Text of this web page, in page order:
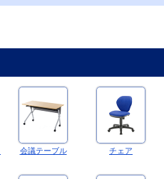
会議テーブル チェア